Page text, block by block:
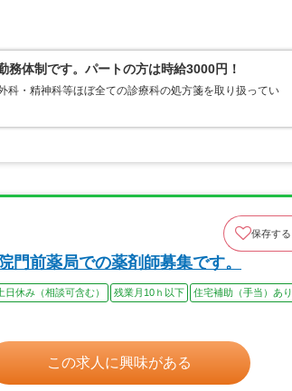
体制です。パートの方は時給3000円！
・精神科等ほぼ全ての診療科の処方箋を取り扱ってい
保存する
門前薬局での薬剤師募集です。
日休み（相談可含む） 残業月10ｈ以下
住宅補助（手当）あり
この求人に興味がある